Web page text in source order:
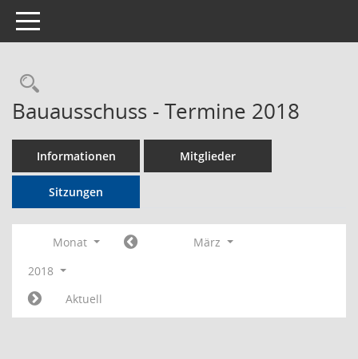
Toggle navigation
Rechercheauswahl
Bauausschuss - Termine 2018
Informationen Mitglieder
Sitzungen
Monat
März
2018
Aktuell